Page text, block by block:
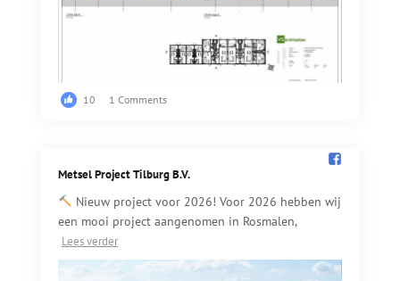
10 1 Comments
Metsel Project Tilburg B.V.️
Nieuw project voor 2026! Voor 2026 hebben wij
een mooi project aangenomen in Rosmalen,
Lees verder